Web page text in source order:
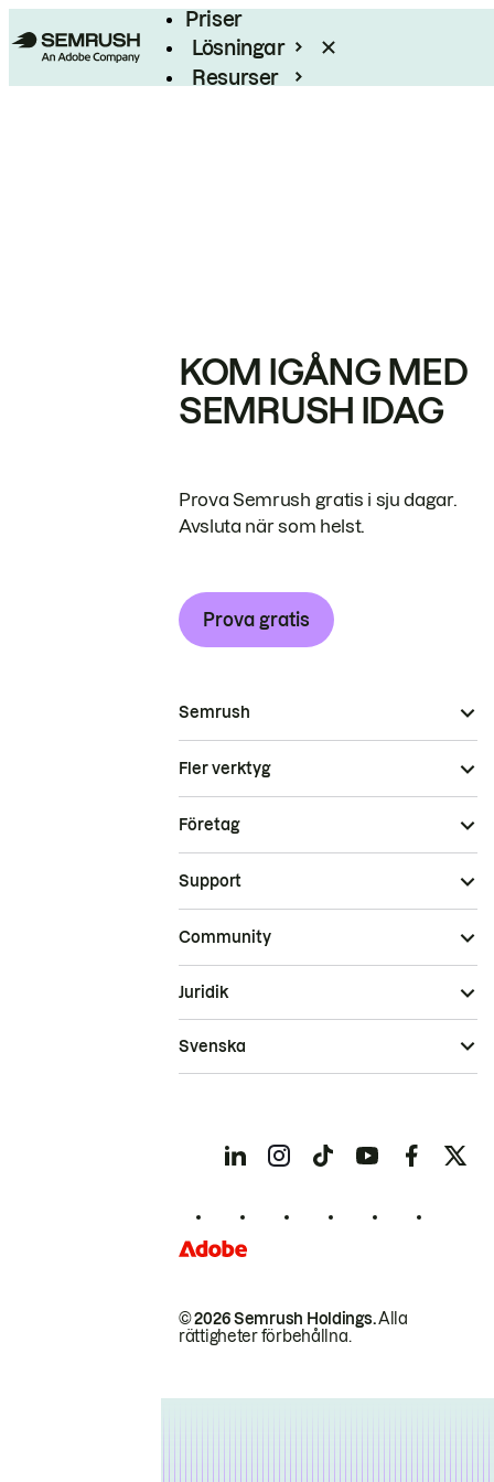
Priser
Lösningar
Resurser
KOM IGÅNG MED
SEMRUSH IDAG
Prova Semrush gratis i sju dagar.
Avsluta när som helst.
Prova gratis
Semrush
Fler verktyg
Företag
Support
Community
© 2026 Semrush Holdings.Alla
rättigheter förbehållna.
Juridik
Svenska